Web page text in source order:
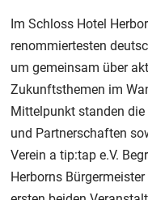
Im Schloss Hotel
renommiertesten
um gemeinsam über
Zukunftsthemen im
Mittelpunkt standen
und Partnerschaften
Verein a tip:tap e.V.
Herborns